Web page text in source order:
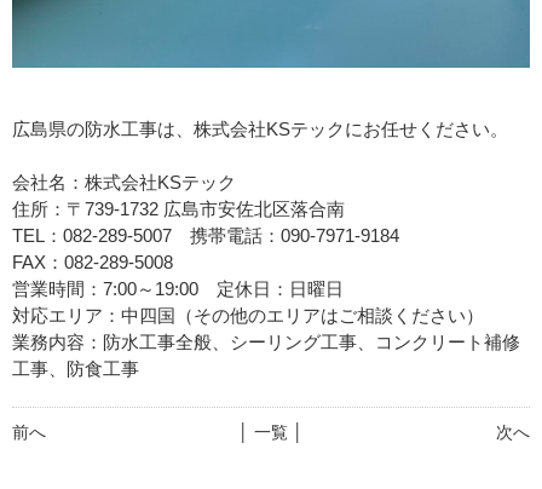
広島県の防水工事は、株式会社KSテックにお任せください。
会社名：株式会社KSテック
住所：〒739-1732 広島市安佐北区落合南
TEL：082-289-5007 携帯電話：090-7971-9184
FAX：082-289-5008
営業時間：7:00～19:00 定休日：日曜日
対応エリア：中四国（その他のエリアはご相談ください）
業務内容：防水工事全般、シーリング工事、コンクリート補修
工事、防食工事
前へ 次へ
│ 一覧 │